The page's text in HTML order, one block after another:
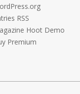
RSS
Hoot Demo
Premium